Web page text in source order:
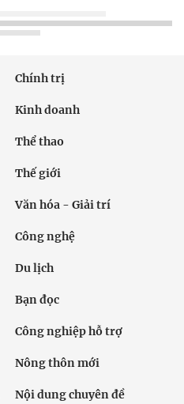
Chính trị
Kinh doanh
Thể thao
Thế giới
Văn hóa - Giải trí
Công nghệ
Du lịch
Bạn đọc
Công nghiệp hỗ trợ
Nông thôn mới
Nội dung chuyên đề